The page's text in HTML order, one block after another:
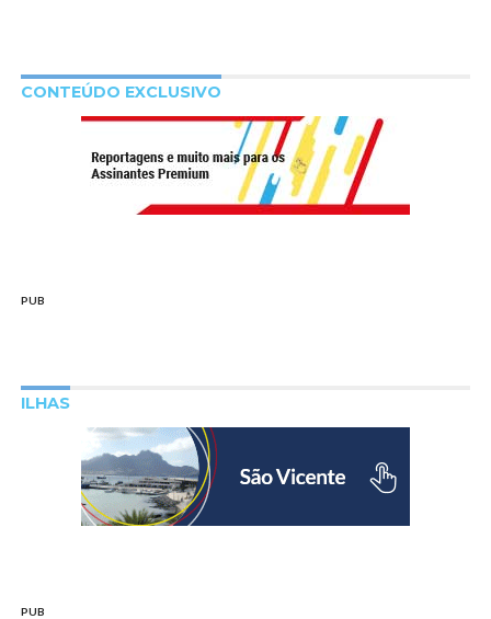
CONTEÚDO EXCLUSIVO
PUB
ILHAS
PUB